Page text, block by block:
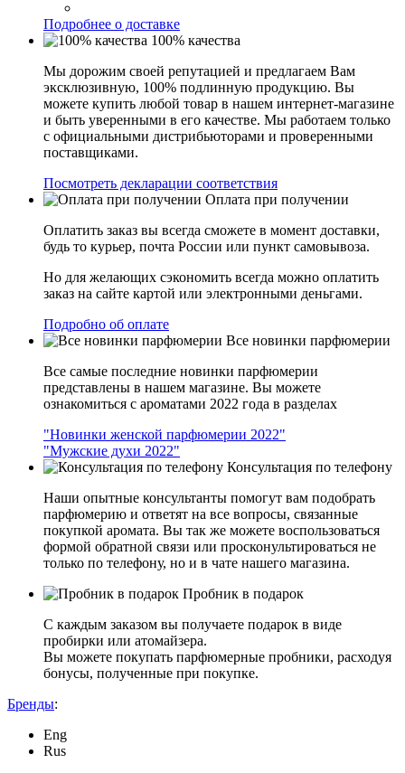
Подробнее о доставке
100% качества
Мы дорожим своей репутацией и предлагаем Вам
эксклюзивную, 100% подлинную продукцию. Вы
можете купить любой товар в нашем интернет-магазине
и быть уверенными в его качестве. Мы работаем только
с официальными дистрибьюторами и проверенными
поставщиками.
Посмотреть декларации соответствия
Оплата при получении
Оплатить заказ вы всегда сможете в момент доставки,
будь то курьер, почта России или пункт самовывоза.
Но для желающих сэкономить всегда можно оплатить
заказ на сайте картой или электронными деньгами.
Подробно об оплате
Все новинки парфюмерии
Все самые последние новинки парфюмерии
представлены в нашем магазине. Вы можете
ознакомиться с ароматами 2022 года в разделах
"Новинки женской парфюмерии 2022"
"Мужские духи 2022"
Консультация по телефону
Наши опытные консультанты помогут вам подобрать
парфюмерию и ответят на все вопросы, связанные
покупкой аромата. Вы так же можете воспользоваться
формой обратной связи или просконультироваться не
только по телефону, но и в чате нашего магазина.
Пробник в подарок
С каждым заказом вы получаете подарок в виде
пробирки или атомайзера.
Вы можете покупать парфюмерные пробники, расходуя
бонусы, полученные при покупке.
Бренды:
Eng
Rus